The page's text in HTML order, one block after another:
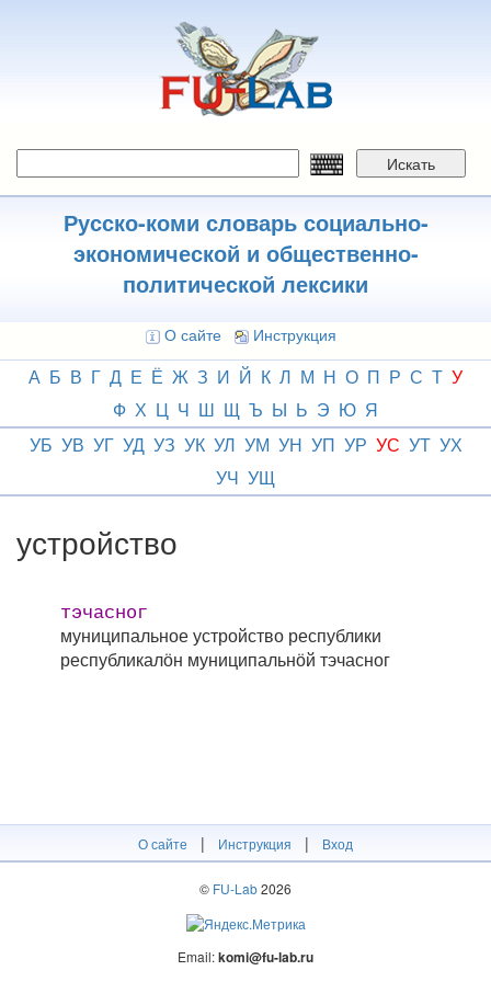
Искать
Русско-коми словарь социально-
экономической и общественно-
политической лексики
О сайте Инструкция
А Б В Г Д Е Ё Ж З И Й К Л М Н О П Р С Т У
Ф Х Ц Ч Ш Щ Ъ Ы Ь Э Ю Я
УБ УВ УГ УД УЗ УК УЛ УМ УН УП УР УС УТ УХ
УЧ УЩ
устройство
тэчасног
муниципальное устройство республики
республикалӧн муниципальнӧй тэчасног
О сайте | Инструкция | Вход
© FU-Lab2026
Email:komi@fu-lab.ru